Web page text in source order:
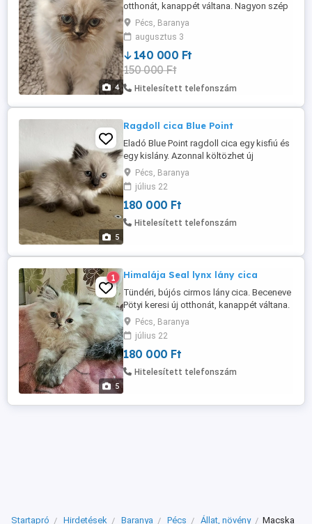
4
otthonát, kanappét váltana. Nagyon szép
cica ,bájos pofival. A kicsi lakásban, nagy
szeretettel nevelkedik. Jól szocializált.
Alomra szoktatott. Ágyban alszik 1 combi
oltással, féreg hajtva egészségügyi
kiskönyvvel keresi új gazdiját. Érdeklődni
kizárólag ...
Pécs, Baranya
augusztus 3
140 000 Ft
150 000 Ft
Hitelesített telefonszám
5
Ragdoll cica Blue Point
Eladó Blue Point ragdoll cica egy kisfiú és
egy kislány. Azonnal költözhet új
otthonába, két kötelező oltását
megkapta, illetve féregtelenítve lett.
Egészségügyi kiskönyve rendelkezésre
áll, minden kezelés és oltás állatorvos
által dokumentálva. A Blue Point Ragdoll a
Pécs, Baranya
július 22
180 000 Ft
Hitelesített telefonszám
5
1 Himalája Seal lynx lány cica
Tündéri, bújós cirmos lány cica. Beceneve
Pötyi keresi új otthonát, kanappét váltana.
Nagyon szép cica ,bájos pofival. A kicsi
lakásban, nagy szeretettel nevelkedik. Jól
szocializált. Alomra szoktatott. Ágyban
alszik 1 combi oltással, féreg hajtva
egészségügyi kiskönyvvel rendelkezik.
Pécs, Baranya
július 22
180 000 Ft
Hitelesített telefonszám
Startapró Hirdetések Baranya Pécs Állat, növény Macska